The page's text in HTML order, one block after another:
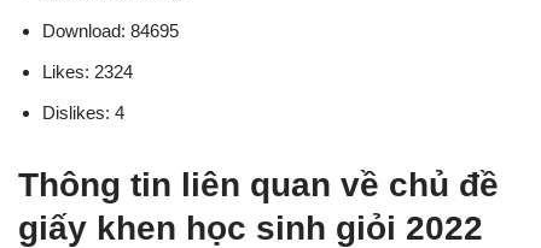
Download: 84695
Likes: 2324
Dislikes: 4
Thông tin liên quan về chủ đề
giấy khen học sinh giỏi 2022